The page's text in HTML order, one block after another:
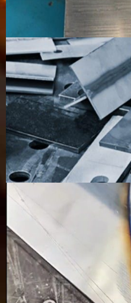
接
練
操
必
厚
板
属
溶
接
高出力システ
ムおよび適切
な接合設計に
い
が
度
い
溶
外
観
滑らかで、狭
清
魅
的
練
運
充
填
多くの場合、
充填剤は不要
フ